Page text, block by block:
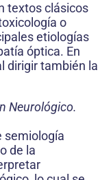
textos clásicos
o
etiologías
óptica. En
dirigir también la
Neurológico.
semiología
de la